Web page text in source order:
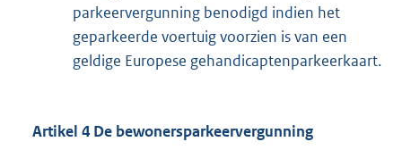
parkeervergunning benodigd indien het
geparkeerde voertuig voorzien is van een
geldige Europese gehandicaptenparkeerkaart.
Artikel 4 De bewonersparkeervergunning